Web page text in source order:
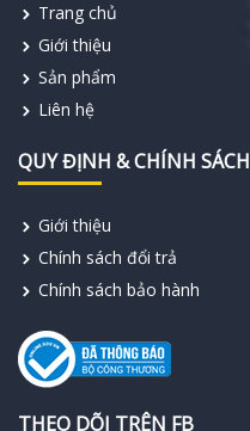
Trang chủ
Giới thiệu
Sản phẩm
Liên hệ
QUY ĐỊNH & CHÍNH SÁCH
Giới thiệu
Chính sách đổi trả
Chính sách bảo hành
THEO DÕI TRÊN FB